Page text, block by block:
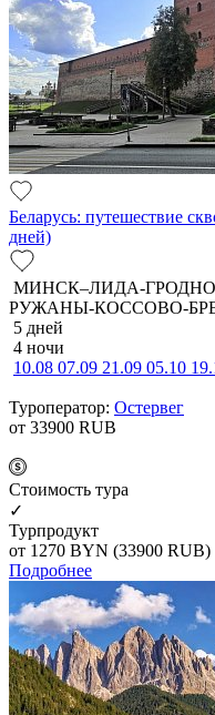
Беларусь: путешествие
дней)
МИНСК–ЛИДА-
РУЖАНЫ-КОССОВО-
5 дней
4 ночи
10.08 07.09 21.09 05.10
Туроператор: Остервег
от 33900 RUB
Cтоимость тура
✓
Турпродукт
от 1270 BYN (33900 RUB)
Подробнее